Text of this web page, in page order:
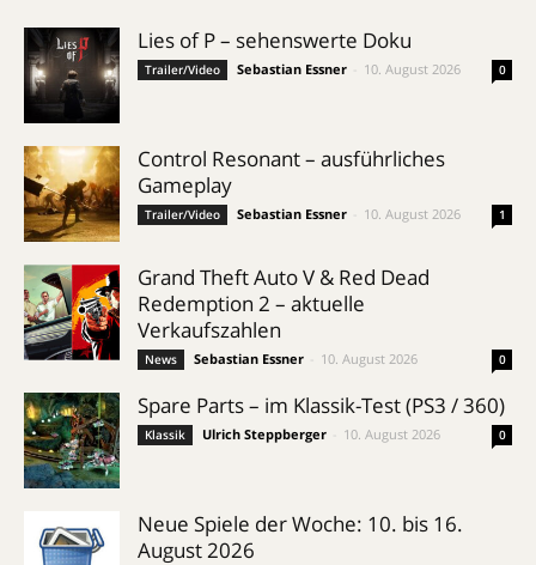
Lies of P – sehenswerte Doku
Trailer/Video Sebastian Essner 10. August 2026 0
Control Resonant – ausführliches
Gameplay
Trailer/Video Sebastian Essner 10. August 2026 1
Grand Theft Auto V & Red Dead
Redemption 2 – aktuelle
Verkaufszahlen
News Sebastian Essner 10. August 2026 0
Spare Parts – im Klassik-Test (PS3 / 360)
Klassik Ulrich Steppberger 10. August 2026 0
Neue Spiele der Woche: 10. bis 16.
August 2026